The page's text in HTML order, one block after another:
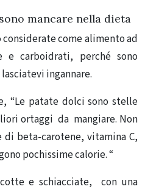
mancare nella dieta
come alimento ad
carboidrati, perché sono
lasciatevi ingannare.
“Le patate dolci sono stelle
ortaggi da mangiare. Non
di beta-carotene, vitamina C,
pochissime calorie. “
e schiacciate, con una